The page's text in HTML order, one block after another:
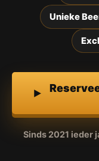
Unieke
Sinds 2021 ieder